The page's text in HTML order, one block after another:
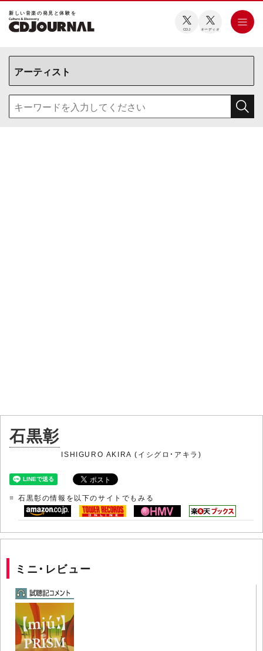
新しい⾳楽の発⾒と体験を
CDJ オーディオ
石黒彰
ISHIGURO AKIRA (イシグロ・アキラ)
石黒彰の情報を以下のサイトでもみる
ミニ・レビュー